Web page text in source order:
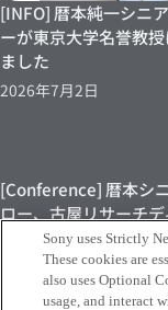
[INFO] 暦本純一シニ
ーが東京大学名誉教
ました
2026年7月2日
[Conference] 暦本シ
ロー、古屋リサーチデ
ーらによる論文が
2026にて発表されま
2026年6月22日
Sony uses Strictly
These cookies are
also uses Optional
usage, and interact